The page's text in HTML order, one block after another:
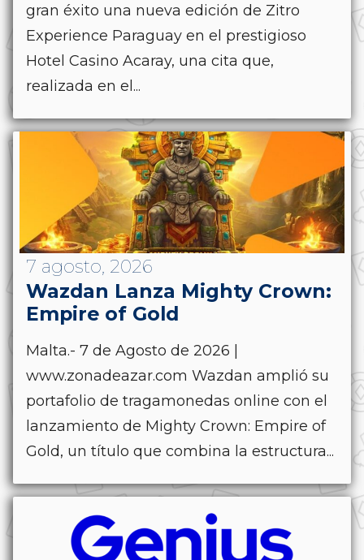
gran éxito una nueva edición de Zitro
Experience Paraguay en el prestigioso
Hotel Casino Acaray, una cita que,
realizada en el...
7 agosto, 2026
Wazdan Lanza Mighty Crown:
Empire of Gold
Malta.- 7 de Agosto de 2026 |
www.zonadeazar.com Wazdan amplió su
portafolio de tragamonedas online con el
lanzamiento de Mighty Crown: Empire of
Gold, un título que combina la estructura...